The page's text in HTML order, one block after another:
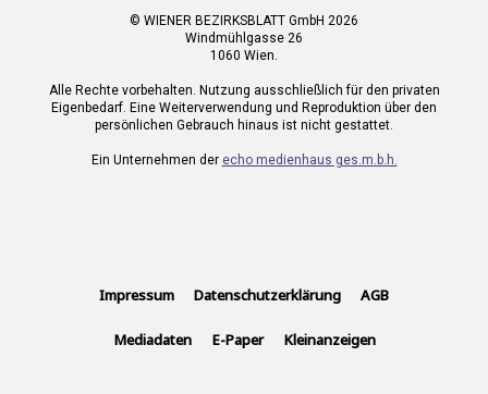
© WIENER BEZIRKSBLATT GmbH 2026
Windmühlgasse 26
1060 Wien.
Alle Rechte vorbehalten. Nutzung ausschließlich für den privaten
Eigenbedarf. Eine Weiterverwendung und Reproduktion über den
persönlichen Gebrauch hinaus ist nicht gestattet.
Ein Unternehmen der echo medienhaus ges.m.b.h.
Impressum Datenschutzerklärung AGB
Mediadaten E-Paper Kleinanzeigen